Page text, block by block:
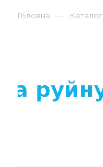
Головна — Каталог